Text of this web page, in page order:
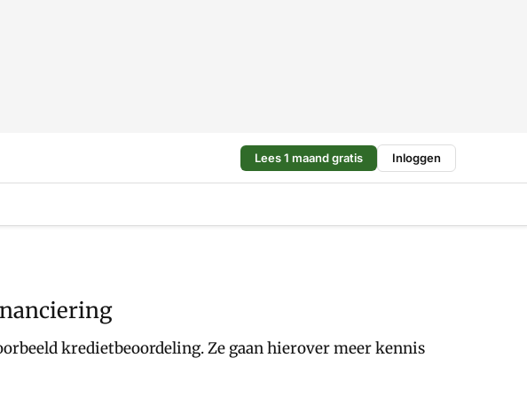
Lees 1 maand gratis Inloggen
kredietbeoordeling. Ze gaan hierover meer kennis